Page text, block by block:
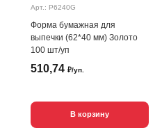
Арт.: P6240G
Форма бумажная для
выпечки (62*40 мм) Золото
100 шт/уп
510,74 ₽/уп.
В корзину